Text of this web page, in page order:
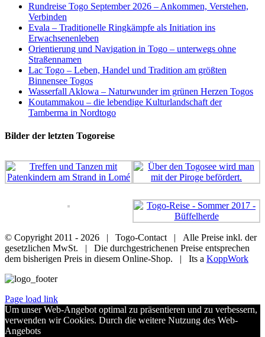
Rundreise Togo September 2026 – Ankommen, Verstehen,
Verbinden
Evala – Traditionelle Ringkämpfe als Initiation ins
Erwachsenenleben
Orientierung und Navigation in Togo – unterwegs ohne
Straßennamen
Lac Togo – Leben, Handel und Tradition am größten
Binnensee Togos
Wasserfall Aklowa – Naturwunder im grünen Herzen Togos
Koutammakou – die lebendige Kulturlandschaft der
Tamberma in Nordtogo
Bilder der letzten Togoreise
© Copyright 2011 - 2026 | Togo-Contact | Alle Preise inkl. der
gesetzlichen MwSt. | Die durchgestrichenen Preise entsprechen
dem bisherigen Preis in diesem Online-Shop. | Its a KoppWork
Page load link
Um unser Web-Angebot optimal zu präsentieren und zu verbessern,
verwenden wir Cookies. Durch die weitere Nutzung des Web-
Angebots